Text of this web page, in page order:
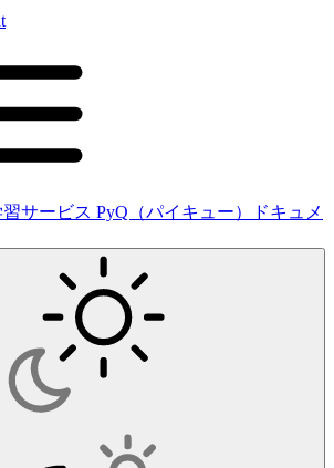
サービス PyQ（パイキュー）ドキュメ